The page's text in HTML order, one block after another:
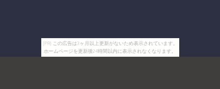
[PR] この広告は3ヶ月以上更新がないため表示されています。
ホームページを更新後24時間以内に表示されなくなります。